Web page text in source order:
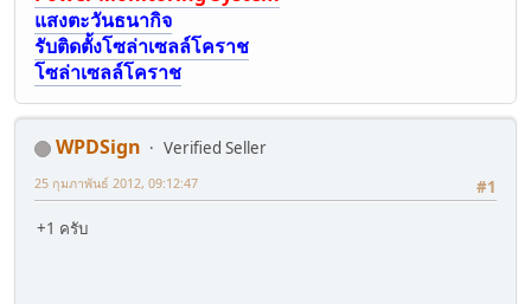
แสงตะวันธนากิจ
รับติดตั้งโซล่าเซลล์โคราช
โซล่าเซลล์โคราช
WPDSign
Verified Seller
#1
25 กุมภาพันธ์ 2012, 09:12:47
+1 ครับ